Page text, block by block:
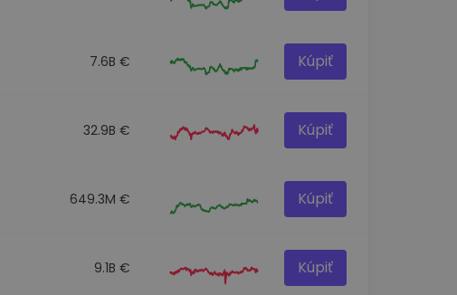
7.6B € Kúpiť
32.9B € Kúpiť
649.3M € Kúpiť
9.1B € Kúpiť